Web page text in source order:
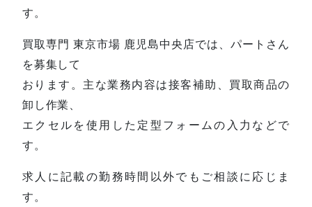
す。
買取専門 東京市場 鹿児島中央店では、パートさん
を募集して
おります。主な業務内容は接客補助、買取商品の
卸し作業、
エクセルを使用した定型フォームの入力などで
す。
求人に記載の勤務時間以外でもご相談に応じま
す。